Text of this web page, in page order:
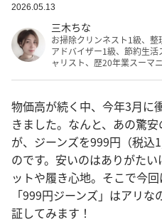
2026.05.13
三木ちな
お掃除クリンネスト1級、整
アドバイザー1級、節約生活
ャリスト、歴20年業スーマ
物価高が続く中、今年3月に
きました。なんと、あの驚安
が、ジーンズを999円（税込
のです。安いのはありがた
ットや履き心地。そこで今
「999円ジーンズ」はア
証してみます！